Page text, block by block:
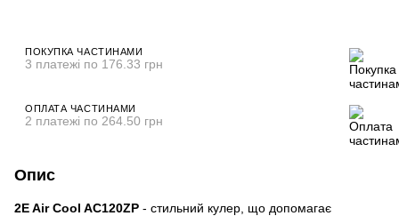
ПОКУПКА ЧАСТИНАМИ
3 платежі по 176.33 грн
ОПЛАТА ЧАСТИНАМИ
2 платежі по 264.50 грн
Опис
2E Air Cool AC120ZP - стильний кулер, що допомагає